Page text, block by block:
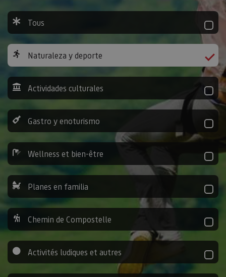
Tous
Naturaleza y deporte
Actividades culturales
Gastro y enoturismo
Wellness et bien-être
Planes en familia
Chemin de Compostelle
Activités ludiques et autres